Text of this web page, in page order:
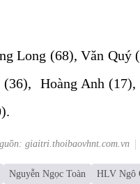
Long (68), Văn Quý
(36), Hoàng Anh
giaitri.thoibaovhnt.com.vn
Nguyễn Ngọc Toàn HLV Ngô